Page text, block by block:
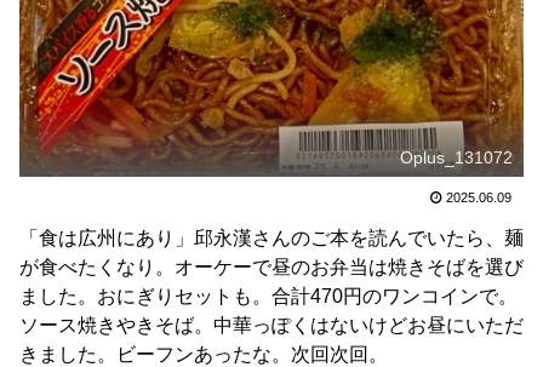
Oplus_131072
2025.06.09
「食は広州にあり」邱永漢さんのご本を読んでいたら、麺
が食べたくなり。オーケーで昼のお弁当は焼きそばを選び
ました。おにぎりセットも。合計470円のワンコインで。
ソース焼きやきそば。中華っぽくはないけどお昼にいただ
きました。ビーフンあったな。次回次回。